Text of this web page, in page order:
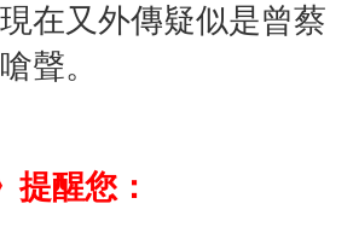
在又外傳疑似是曾蔡
聲。
提醒您：